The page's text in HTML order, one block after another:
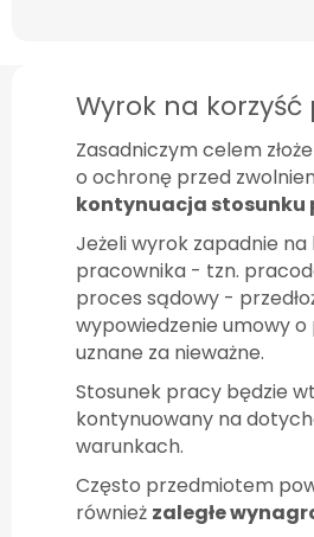
Wyrok na
Zasadniczym celem
o ochronę przed
kontynuacja stosunku
Jeżeli wyrok zapadnie na
pracownika - tzn.
proces sądowy -
wypowiedzenie umowy
uznane za nieważne.
Stosunek pracy będzie
kontynuowany na
warunkach.
Często przedmiotem
również zaległe